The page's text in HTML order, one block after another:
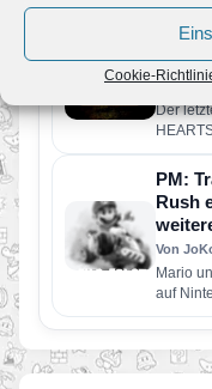
Cookie-
Hades
Bros
Von
Der
PM:
Rush
Von
Mario
auf